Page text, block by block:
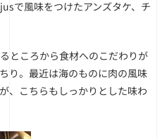
で風味をつけたアンズタケ、チ
ところから食材へのこだわりが
り。最近は海のものに肉の風味
、こちらもしっかりとした味わ